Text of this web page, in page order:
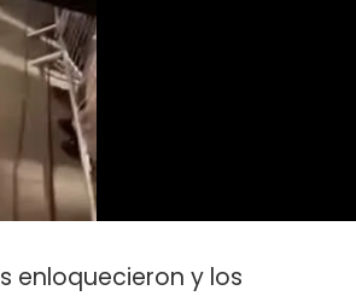
enloquecieron y los